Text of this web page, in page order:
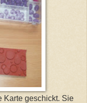
Karte geschickt. Sie